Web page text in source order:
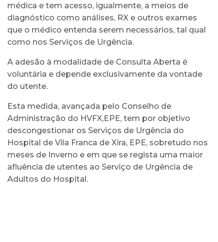
médica e tem acesso, igualmente, a meios de
diagnóstico como análises, RX e outros exames
que o médico entenda serem necessários, tal qual
como nos Serviços de Urgência.
A adesão à modalidade de Consulta Aberta é
voluntária e depende exclusivamente da vontade
do utente.
Esta medida, avançada pelo Conselho de
Administração do HVFX,EPE, tem por objetivo
descongestionar os Serviços de Urgência do
Hospital de Vila Franca de Xira, EPE, sobretudo nos
meses de Inverno e em que se regista uma maior
afluência de utentes ao Serviço de Urgência de
Adultos do Hospital.